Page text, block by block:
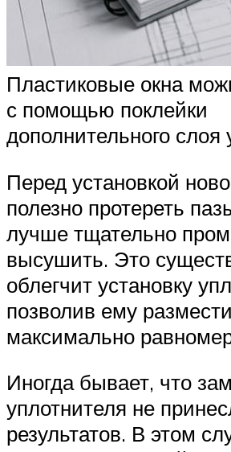
Пластиковые окна
с помощью поклейки
дополнительного слоя
Перед установкой
полезно протереть
лучше тщательно
высушить. Это
облегчит установку
позволив ему
максимально
Иногда бывает, что
уплотнителя не
результатов. В этом